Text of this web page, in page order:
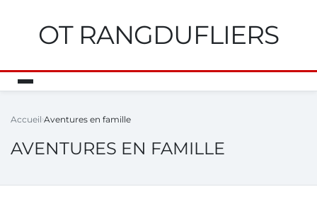
OT RANGDUFLIERS
Accueil Aventures en famille
AVENTURES EN FAMILLE